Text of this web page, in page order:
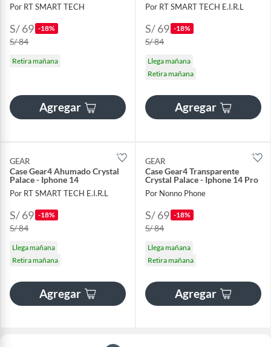
Por RT SMART TECH
S/ 69 -18%
S/ 84
Retira mañana
Agregar
Por RT SMART TECH E.I.R.L
S/ 69 -18%
S/ 84
Llega mañana
Retira mañana
Agregar
GEAR
Case Gear4 Ahumado Crystal
Palace - Iphone 14
Por RT SMART TECH E.I.R.L
S/ 69 -18%
S/ 84
Llega mañana
Retira mañana
Agregar
GEAR
Case Gear4 Transparente
Crystal Palace - Iphone 14 Pro
Por Nonno Phone
S/ 69 -18%
S/ 84
Llega mañana
Retira mañana
Agregar